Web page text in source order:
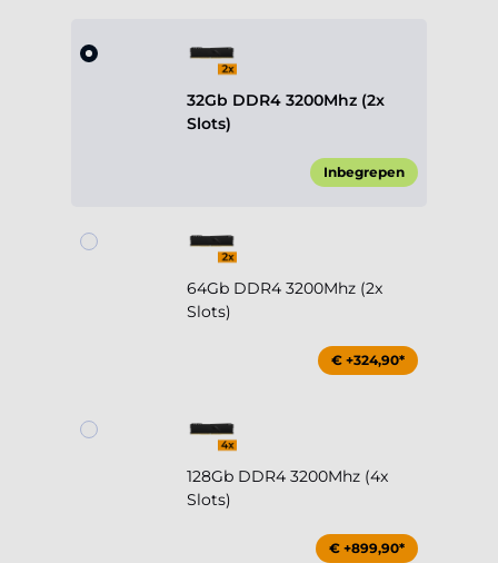
32Gb DDR4 3200Mhz (2x
Slots)
Inbegrepen
64Gb DDR4 3200Mhz (2x
Slots)
€ +324,90*
128Gb DDR4 3200Mhz (4x
Slots)
€ +899,90*